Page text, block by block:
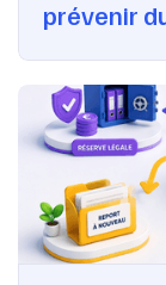
prévenir